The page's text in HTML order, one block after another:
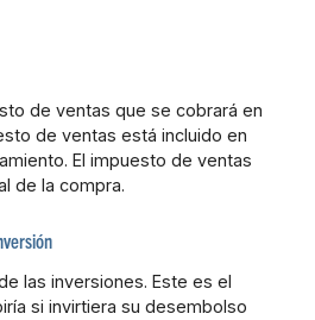
de ventas que se cobrará en
de ventas está incluido en
El impuesto de ventas
de la compra.
las inversiones. Este es el
si invirtiera su desembolso